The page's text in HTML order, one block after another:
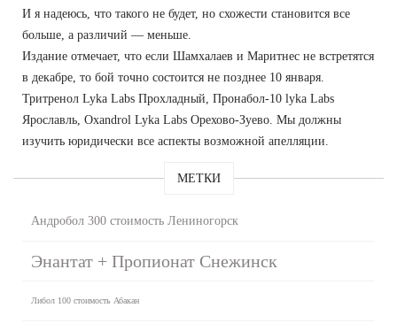
И я надеюсь, что такого не будет, но схожести становится все
больше, а различий — меньше.
Издание отмечает, что если Шамхалаев и Маритнес не встретятся
в декабре, то бой точно состоится не позднее 10 января.
Тритренол Lyka Labs Прохладный, Пронабол-10 lyka Labs
Ярославль, Oxandrol Lyka Labs Орехово-Зуево. Мы должны
изучить юридически все аспекты возможной апелляции.
МЕТКИ
Андробол 300 стоимость Лениногорск
Энантат + Пропионат Снежинск
Либол 100 стоимость Абакан